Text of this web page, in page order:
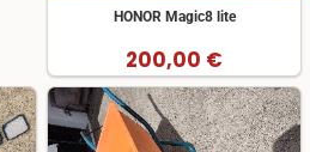
HONOR Magic8 lite
200,00 €